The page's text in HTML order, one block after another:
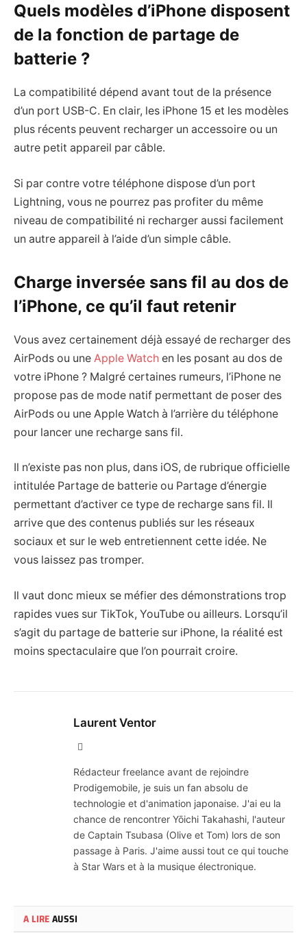
Quels modèles d’iPhone disposent
de la fonction de partage de
batterie ?
La compatibilité dépend avant tout de la présence
d’un port USB-C. En clair, les iPhone 15 et les modèles
plus récents peuvent recharger un accessoire ou un
autre petit appareil par câble.
Si par contre votre téléphone dispose d’un port
Lightning, vous ne pourrez pas profiter du même
niveau de compatibilité ni recharger aussi facilement
un autre appareil à l’aide d’un simple câble.
Charge inversée sans fil au dos de
l’iPhone, ce qu’il faut retenir
Vous avez certainement déjà essayé de recharger des
AirPods ou une Apple Watch en les posant au dos de
votre iPhone ? Malgré certaines rumeurs, l’iPhone ne
propose pas de mode natif permettant de poser des
AirPods ou une Apple Watch à l’arrière du téléphone
pour lancer une recharge sans fil.
Il n’existe pas non plus, dans iOS, de rubrique officielle
intitulée Partage de batterie ou Partage d’énergie
permettant d’activer ce type de recharge sans fil. Il
arrive que des contenus publiés sur les réseaux
sociaux et sur le web entretiennent cette idée. Ne
vous laissez pas tromper.
Il vaut donc mieux se méfier des démonstrations trop
rapides vues sur TikTok, YouTube ou ailleurs. Lorsqu’il
s’agit du partage de batterie sur iPhone, la réalité est
moins spectaculaire que l’on pourrait croire.
Laurent Ventor
Rédacteur freelance avant de rejoindre
Prodigemobile, je suis un fan absolu de
technologie et d'animation japonaise. J'ai eu la
chance de rencontrer Yōichi Takahashi, l'auteur
de Captain Tsubasa (Olive et Tom) lors de son
passage à Paris. J'aime aussi tout ce qui touche
à Star Wars et à la musique électronique.
A LIREAUSSI